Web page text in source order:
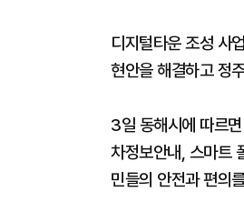
디지털타운 조성 사
현안을 해결하고 정
3일 동해시에 따르
차정보안내, 스마트
민들의 안전과 편의